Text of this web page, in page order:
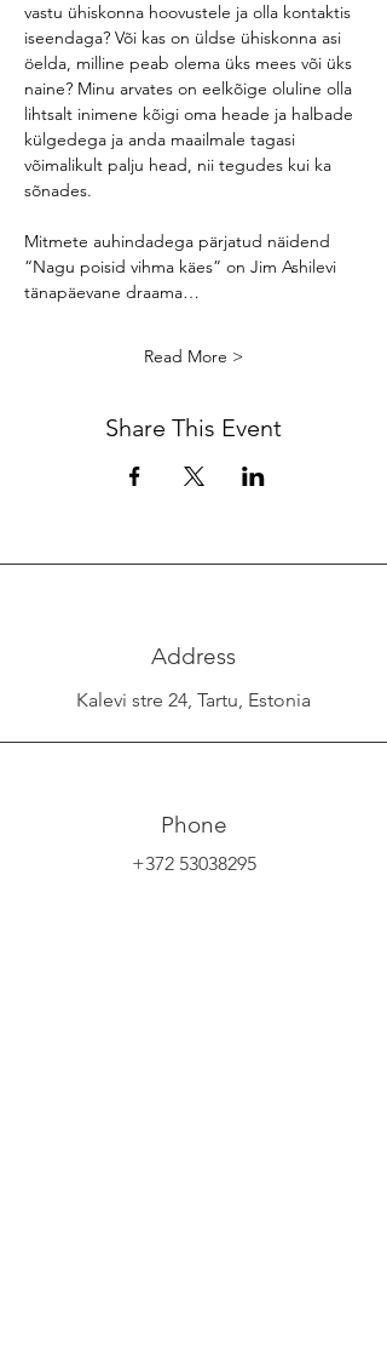
vastu ühiskonna hoovustele ja olla kontaktis
iseendaga? Või kas on üldse ühiskonna asi
öelda, milline peab olema üks mees või üks
naine? Minu arvates on eelkõige oluline olla
lihtsalt inimene kõigi oma heade ja halbade
külgedega ja anda maailmale tagasi
võimalikult palju head, nii tegudes kui ka
sõnades.
Mitmete auhindadega pärjatud näidend
“Nagu poisid vihma käes” on Jim Ashilevi
tänapäevane draama…
Read More >
Share This Event
Address
Kalevi stre 24, Tartu, Estonia
Phone
+372 53038295